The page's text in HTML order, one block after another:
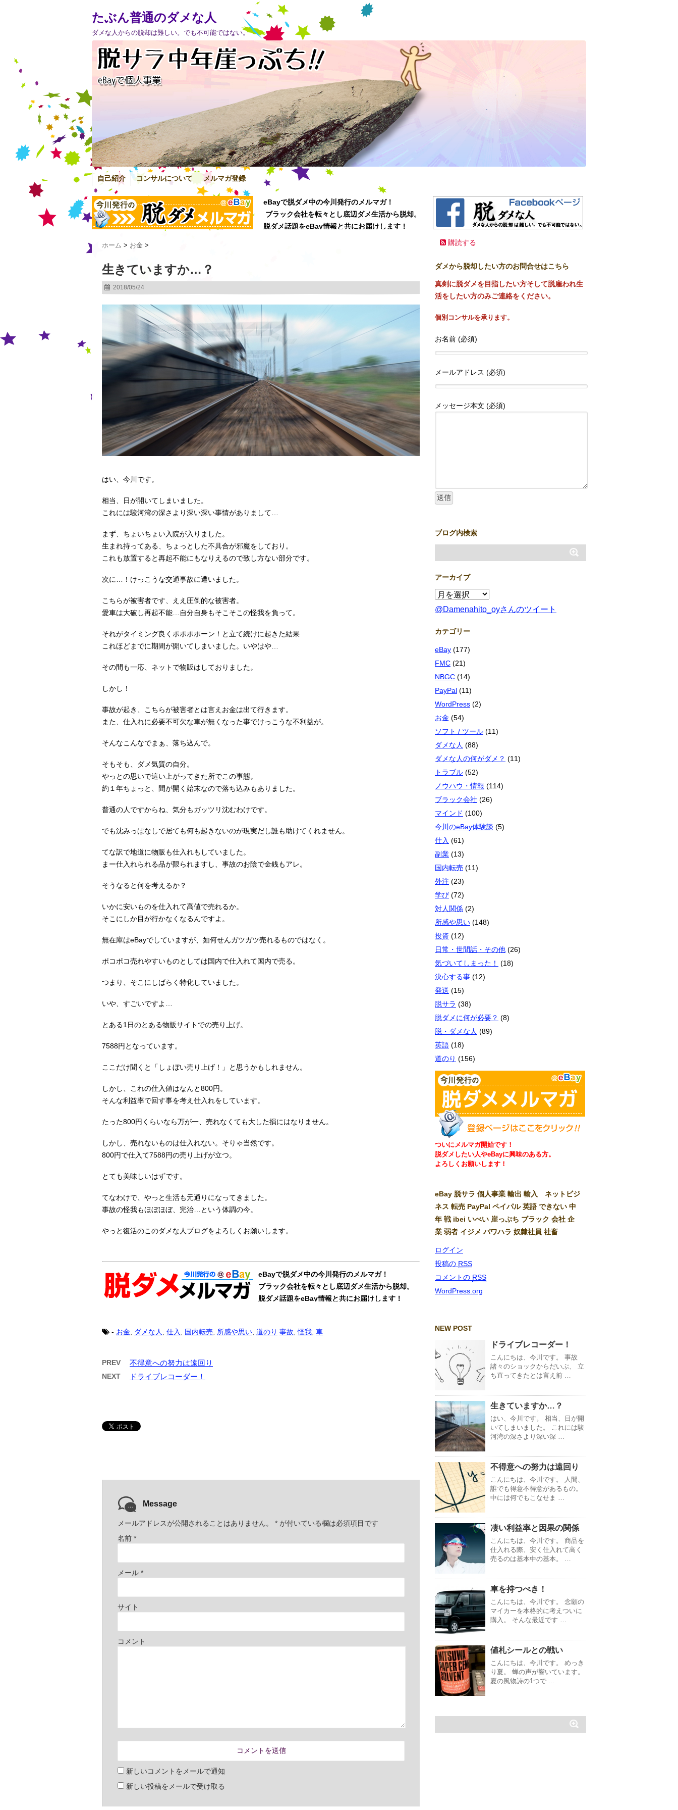
たぶん普通のダメな人
ダメな人からの脱却は難しい。でも不可能ではない。
自己紹介 コンサルについて メルマガ登録
ホーム > お金 >
生きていますか…？
2018/05/24
はい、今川です。
相当、日が開いてしまいました。
これには駿河湾の深さより深い深い事情がありまして…
まず、ちょいちょい入院が入りました。
生まれ持ってある、ちょっとした不具合が邪魔をしており。
これも放置すると再起不能にもなりえるので致し方ない部分です。
次に…！けっこうな交通事故に遭いました。
こちらが被害者です、ええ圧倒的な被害者。
愛車は大破し再起不能…自分自身もそこそこの怪我を負って。
それがタイミング良くポポポポーン！と立て続けに起きた結果
これほどまでに期間が開いてしまいました。いやはや…
その間も一応、ネットで物販はしておりました。
しかし！
事故が起き、こちらが被害者とは言えお金は出て行きます。
また、仕入れに必要不可欠な車が無くなった事でけっこうな不利益が。
そんなこんなでまぁ、落ち込んで。
そもそも、ダメ気質の自分。
やっとの思いで這い上がってきた所でこの事態。
約１年ちょっと、間が開く始末なので落ち込みもありました。
普通の人ですからね、気分もガッツリ沈むわけです。
でも沈みっぱなしで居ても何も起きないのが現実だし誰も助けてくれません。
てな訳で地道に物販も仕入れもしていました。
まー仕入れられる品が限られますし、事故のお陰で金銭もアレ。
そうなると何を考えるか？
いかに安いものを仕入れて高値で売れるか。
そこにしか目が行かなくなるんですよ。
無在庫はeBayでしていますが、如何せんガツガツ売れるものではなく。
ポコポコ売れやすいものとしては国内で仕入れて国内で売る。
つまり、そこにしばらく特化していました。
いや、すごいですよ…
とある1日のとある物販サイトでの売り上げ。
7588円となっています。
ここだけ聞くと「しょぼい売り上げ！」と思うかもしれません。
しかし、これの仕入値はなんと800円。
そんな利益率で回す事を考え仕入れをしています。
たった800円くらいなら万が一、売れなくても大した損にはなりません。
しかし、売れないものは仕入れない。そりゃ当然です。
800円で仕入て7588円の売り上げが立つ。
とても美味しいはずです。
てなわけで、やっと生活も元通りになってきました。
事故の怪我もほぼほぼ、完治…という体調の今。
やっと復活のこのダメな人ブログをよろしくお願いします。
- お金 ダメな人 仕入 国内転売 所感や思い 道のり 事故 ,怪我 車
PREV 不得意への努力は遠回り
NEXT ドライブレコーダー！
Message
メールアドレスが公開されることはありません。 * が付いている欄は必須項目です
名前 *
メール *
サイト
コメント
新しいコメントをメールで通知
新しい投稿をメールで受け取る
購読する
ダメから脱却したい方のお問合せはこちら
真剣に脱ダメを目指したい方そして脱雇われ生
活をしたい方のみご連絡をください。
個別コンサルを承ります。
お名前 (必須)
メールアドレス (必須)
メッセージ本文 (必須)
ブログ内検索
アーカイブ
@Damenahito_oyさんのツイート
カテゴリー
eBay (177)
FMC (21)
NBGC (14)
PayPal (11)
WordPress (2)
お金 (54)
ソフト / ツール (11)
ダメな人 (88)
ダメな人の何がダメ？ (11)
トラブル (52)
ノウハウ・情報 (114)
ブラック会社 (26)
マインド (100)
今川のeBay体験談 (5)
仕入 (61)
副業 (13)
国内転売 (11)
外注 (23)
学び (72)
対人関係 (2)
所感や思い (148)
投資 (12)
日常・世間話・その他 (26)
気づいてしまった！
(18)
決心する事 (12)
発送 (15)
脱サラ (38)
脱ダメに何が必要？ (8)
脱・ダメな人 (89)
英語 (18)
道のり (156)
ついにメルマガ開始です！
脱ダメしたい人やeBayに興味のある方。
よろしくお願いします！
eBay 脱サラ 個人事業 輸出 輸入 ネットビジ
ネス 転売 PayPal ペイパル 英語 できない 中
年 戦 ibei いべい 崖っぷち ブラック 会社 企
業 弱者 イジメ パワハラ 奴隷社員 社畜
ログイン
投稿の RSS
コメントの RSS
WordPress.org
NEW POST
ドライブレコーダー！
こんにちは、今川です。 事故
諸々のショックからだいぶ、 立
ち直ってきたとは言え前 …
生きていますか…？
はい、今川です。 相当、日が開
いてしまいました。 これには駿
河湾の深さより深い深 …
不得意への努力は遠回り
こんにちは、今川です。 人間、
誰でも得意不得意があるもの。
中には何でもこなせま …
凄い利益率と因果の関係
こんにちは、今川です。 商品を
仕入れる際、安く仕入れて高く
売るのは基本中の基本。 …
車を持つべき！
こんにちは、今川です。 念願の
マイカーを本格的に考えついに
購入。 そんな最近です …
値札シールとの戦い
こんにちは、今川です。 めっき
り夏。 蝉の声が響いています。
夏の風物詩の1つで …